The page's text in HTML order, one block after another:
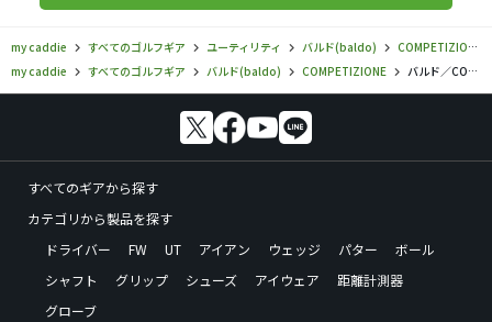
my caddie すべてのゴルフギア ユーティリティ バルド(baldo)
COMPETIZIONE
my caddie
すべてのゴルフギア バルド(baldo) COMPETIZIONE バルド／COMPETIZIONE／BALDO COMPETIZIONE 568 ユーティリティ（2019）の口コミ評価
すべてのギアから探す
カテゴリから製品を探す
ドライバー
FW UT アイアン ウェッジ パター
ボール
シャフト
グリップ シューズ アイウェア
距離計測器
グローブ